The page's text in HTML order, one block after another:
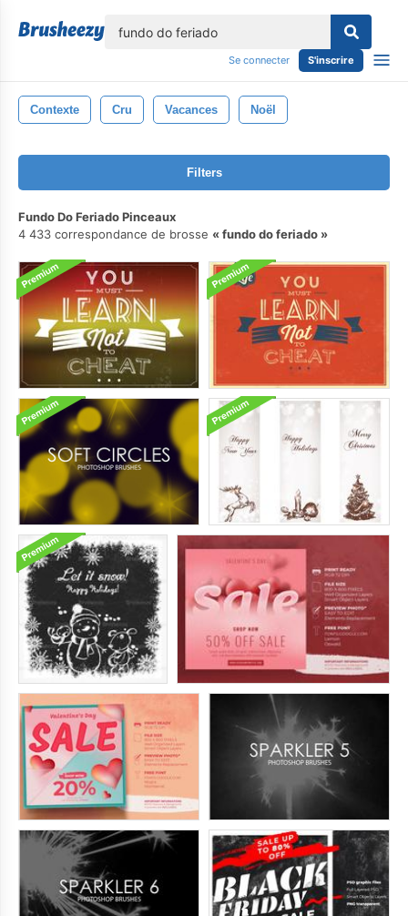
Se connecter S'inscrire
Contexte Cru Vacances Noël
Filters
Fundo Do Feriado Pinceaux
4 433 correspondance de brosse
fundo do feriado